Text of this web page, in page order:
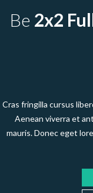
Be 2x2
Cras fringilla cursus
Aenean viverra et
mauris. Donec eget